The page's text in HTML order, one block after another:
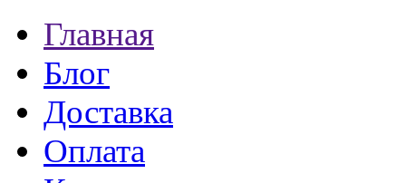
Главная
Блог
Доставка
Оплата